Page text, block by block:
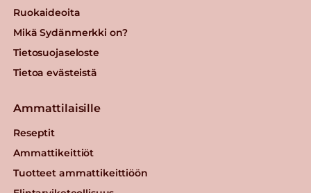
Ruokaideoita
Mikä Sydänmerkki on?
Tietosuojaseloste
Tietoa evästeistä
Ammattilaisille
Reseptit
Ammattikeittiöt
Tuotteet ammattikeittiöön